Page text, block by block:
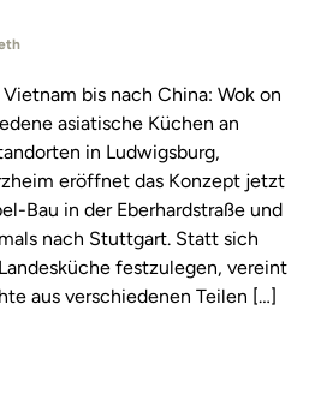
bis nach China: Wok on
asiatische Küchen an
in Ludwigsburg,
eröffnet das Konzept jetzt
Bau in der Eberhardstraße und
nach Stuttgart. Statt sich
festzulegen, vereint
aus verschiedenen Teilen […]